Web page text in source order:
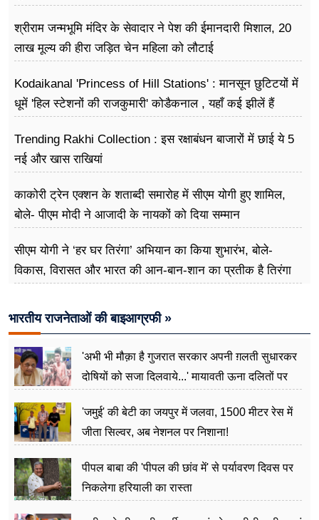
श्रीराम जन्मभूमि मंदिर के सेवादार ने पेश की ईमानदारी मिशाल, 20
लाख मूल्य की हीरा जड़ित चेन महिला को लौटाई
Kodaikanal 'Princess of Hill Stations' : मानसून छुटिटयों में
धूमें 'हिल स्टेशनों की राजकुमारी' कोडैकनाल , यहाँ कई झीलें हैं
Trending Rakhi Collection : इस रक्षाबंधन बाजारों में छाई ये 5
नई और खास राखियां
काकोरी ट्रेन एक्शन के शताब्दी समारोह में सीएम योगी हुए शामिल,
बोले- पीएम मोदी ने आजादी के नायकों को दिया सम्मान
सीएम योगी ने ‘हर घर तिरंगा’ अभियान का किया शुभारंभ, बोले-
विकास, विरासत और भारत की आन-बान-शान का प्रतीक है तिरंगा
भारतीय राजनेताओं की बाइआग्रफी »
'अभी भी मौक़ा है गुजरात सरकार अपनी ग़लती सुधारकर
दोषियों को सजा दिलवाये...' मायावती ऊना दलितों पर
'जमुई' की बेटी का जयपुर में जलवा, 1500 मीटर रेस में
जीता सिल्वर, अब नेशनल पर निशाना!
पीपल बाबा की 'पीपल की छांव में' से पर्यावरण दिवस पर
निकलेगा हरियाली का रास्ता